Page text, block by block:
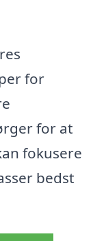
for
for at
fokusere
bedst